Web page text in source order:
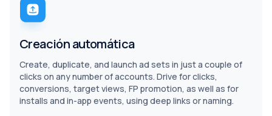
Creación automática
Create, duplicate, and launch ad sets in just a couple of
clicks on any number of accounts. Drive for clicks,
conversions, target views, FP promotion, as well as for
installs and in-app events, using deep links or naming.